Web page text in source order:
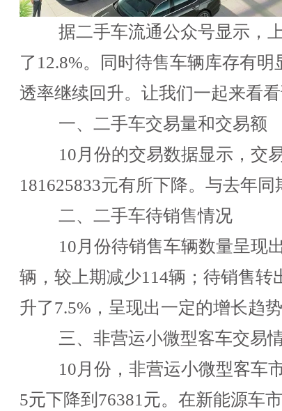
据二手车流通公众号显示，
了12.8%。同时待售车辆库存有
透率继续回升。让我们一起来看看
一、二手车交易量和交易额
10月份的交易数据显示，交
181625833元有所下降。与去年
二、二手车待销售情况
10月份待销售车辆数量呈现
辆，较上期减少114辆；待销售
升了7.5%，呈现出一定的增长趋势
三、非营运小微型客车交易
10月份，非营运小微型客车
5元下降到76381元。在新能源车